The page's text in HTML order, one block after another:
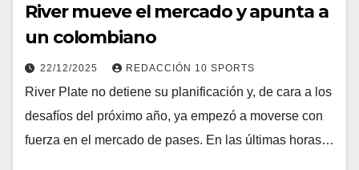
River mueve el mercado y apunta a
un colombiano
22/12/2025 REDACCIÓN 10 SPORTS
River Plate no detiene su planificación y, de cara a los
desafíos del próximo año, ya empezó a moverse con
fuerza en el mercado de pases. En las últimas horas…